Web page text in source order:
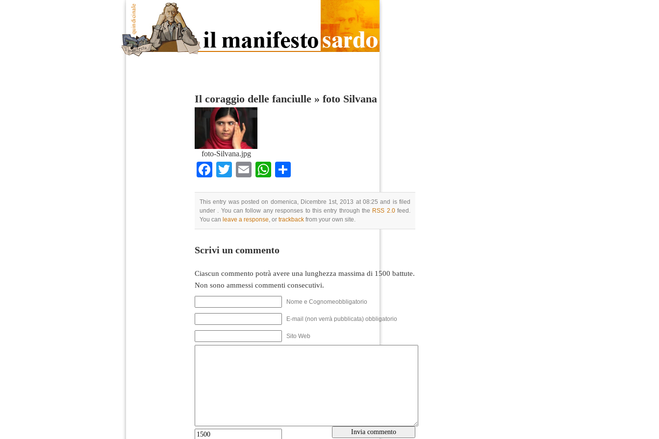
Il coraggio delle fanciulle » foto Silvana
foto-Silvana.jpg
Facebook
TwitterEmailWhatsApp
This entry was posted on domenica, Dicembre 1st, 2013 at 08:25 and is filed
under . You can follow any responses to this entry through the RSS 2.0feed.
You can leave a response, or trackback from your own site.
Scrivi un commento
Ciascun commento potrà avere una lunghezza massima di 1500 battute.
Non sono ammessi commenti consecutivi.
Nome e Cognomeobbligatorio
E-mail (non verrà pubblicata) obbligatorio
Sito Web